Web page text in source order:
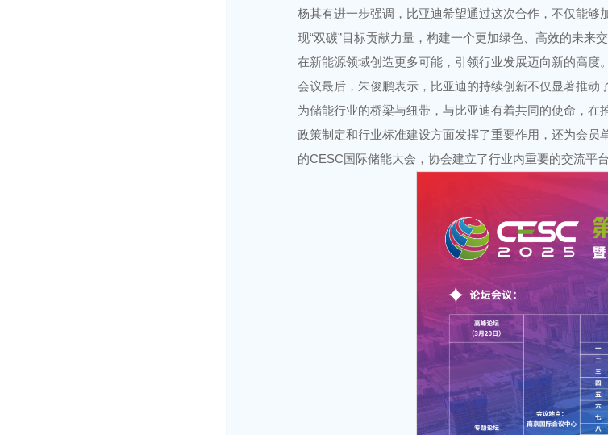
杨其有进一步强调，比亚迪希望通过这次合作，不仅能
现“双碳”目标贡献力量，构建一个更加绿色、高效的未来
在新能源领域创造更多可能，引领行业发展迈向新的高度。
会议最后，朱俊鹏表示，比亚迪的持续创新不仅显著推
为储能行业的桥梁与纽带，与比亚迪有着共同的使命，
政策制定和行业标准建设方面发挥了重要作用，还为会
的CESC国际储能大会，协会建立了行业内重要的交流平